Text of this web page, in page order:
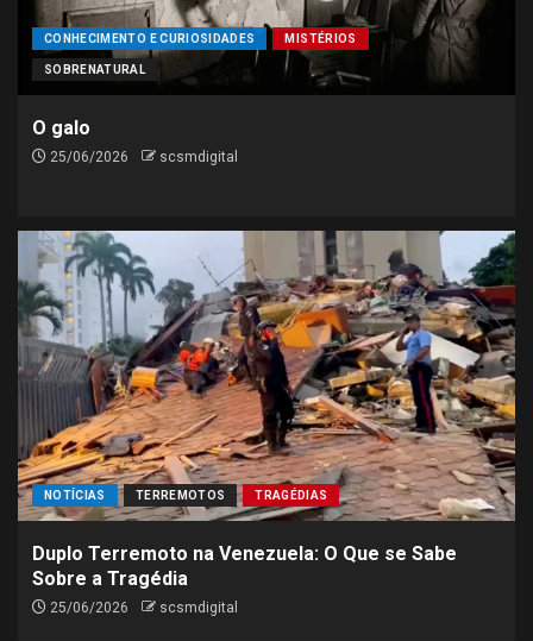
CONHECIMENTO E CURIOSIDADES MISTÉRIOS
SOBRENATURAL
O galo
25/06/2026 scsmdigital
NOTÍCIAS TERREMOTOS TRAGÉDIAS
Duplo Terremoto na Venezuela: O Que se Sabe
Sobre a Tragédia
25/06/2026 scsmdigital